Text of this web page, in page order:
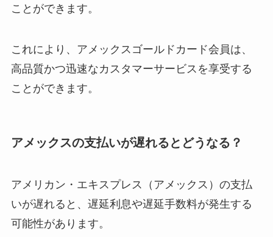
ことができます。
これにより、アメックスゴールドカード会員は、
高品質かつ迅速なカスタマーサービスを享受する
ことができます。
アメックスの支払いが遅れるとどうなる？
アメリカン・エキスプレス（アメックス）の支払
いが遅れると、遅延利息や遅延手数料が発生する
可能性があります。